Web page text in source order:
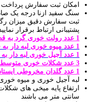
امکان ثبت سفارش
سنگ سفید ازنا درجه یک
ثبت سفارش دقیق میزان رگه
پشتیبانی ارتباط برقرار
1 عدد رولت خوری گرد به قطر 30 سانتی متر
1 عدد میوه خوری لبه دار به قطر 30 سانتی متر
1 عدد آجیل خوری لبه دار به قطر 25 سانتی متر
3 عدد شکلات خوری متوسط به قطر 15سانتی متر
1 عدد گلدان مخروطی ایستاده
لبه آجیل خوری و میوه خوری 5 سانتی
سانتی متر می باشند